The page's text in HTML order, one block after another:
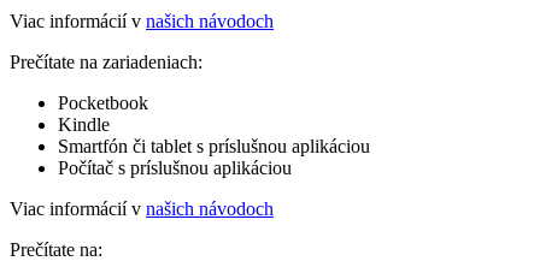
Viac informácií v našich návodoch
Prečítate na zariadeniach:
Pocketbook
Kindle
Smartfón či tablet s príslušnou aplikáciou
Počítač s príslušnou aplikáciou
Viac informácií v našich návodoch
Prečítate na: